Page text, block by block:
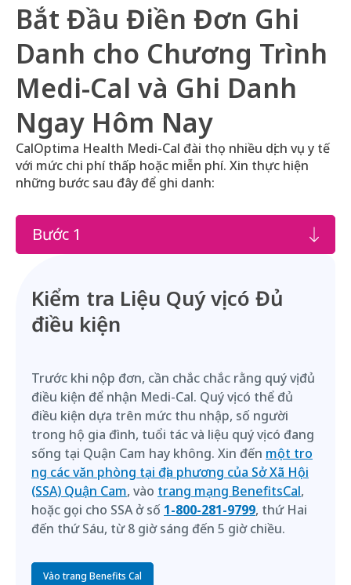
Bắt Đầu Điền Đơn Ghi
Danh cho Chương Trình
Medi-Cal và Ghi Danh
Ngay Hôm Nay
CalOptima Health Medi-Cal đài thọ nhiều dịch vụ y tế
với mức chi phí thấp hoặc miễn phí. Xin thực hiện
những bước sau đây để ghi danh:
Bước 1
Kiểm tra Liệu Quý vị có Đủ
điều kiện
Trước khi nộp đơn, cần chắc chắc rằng quý vị đủ
điều kiện để nhận Medi-Cal. Quý vị có thể đủ
điều kiện dựa trên mức thu nhập, số người
trong hộ gia đình, tuổi tác và liệu quý vị có đang
sống tại Quận Cam hay không. Xin đến một tro
ng các văn phòng tại địa phương của Sở Xã Hội
(SSA) Quận Cam, vào trang mạng BenefitsCal,
hoặc gọi cho SSA ở số 1-800-281-9799, thứ Hai
đến thứ Sáu, từ 8 giờ sáng đến 5 giờ chiều.
Vào trang Benefits Cal